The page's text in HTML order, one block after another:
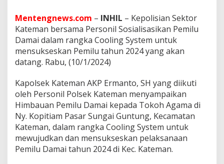
n
t
o
S
H
i
m
p
i
n
S
o
s
i
Mentengnews.com – INHIL – Kepolisian Sektor
Kateman bersama Personil Sosialisasikan Pemilu
Damai dalam rangka Cooling System untuk
mensukseskan Pemilu tahun 2024 yang akan
datang. Rabu, (10/1/2024)
Kapolsek Kateman AKP Ermanto, SH yang diikuti
oleh Personil Polsek Kateman menyampaikan
Himbauan Pemilu Damai kepada Tokoh Agama di
Ny. Kopitiam Pasar Sungai Guntung, Kecamatan
Kateman, dalam rangka Cooling System untuk
mewujudkan dan mensukseskan pelaksanaan
Pemilu Damai tahun 2024 di Kec. Kateman.